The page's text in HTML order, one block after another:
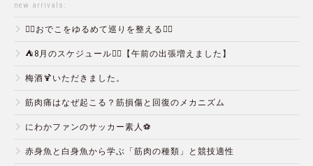
new arrivals:
💆‍♀️おでこをゆるめて巡りを整える💆‍♂️
⛺️8月のスケジュール🏄‍♂️【午前の出張増えました】
梅酒🍹いただきました。
筋肉痛はなぜ起こる？筋損傷と回復のメカニズム
にわかファンのサッカー素人⚽️
赤身魚と白身魚から学ぶ「筋肉の種類」と競技適性